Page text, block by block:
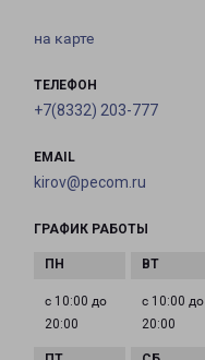
на карте
ТЕЛЕФОН
+7(8332) 203-777
EMAIL
kirov@pecom.ru
ГРАФИК РАБОТЫ
с 10:00 до
20:00
с 10:00 до
20:00